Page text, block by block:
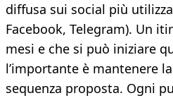
diffusa sui social più
Facebook, Telegram). Un
mesi e che si può iniziare
l’importante è mantenere
sequenza proposta. Ogni